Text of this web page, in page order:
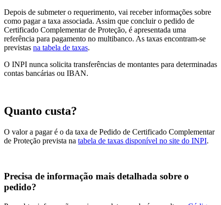
Depois de submeter o requerimento, vai receber informações sobre
como pagar a taxa associada. Assim que concluir o pedido de
Certificado Complementar de Proteção, é apresentada uma
referência para pagamento no multibanco. As taxas encontram-se
previstas na tabela de taxas.
O INPI nunca solicita transferências de montantes para determinadas
contas bancárias ou IBAN.
Quanto custa?
O valor a pagar é o da taxa de Pedido de Certificado Complementar
de Proteção prevista na tabela de taxas disponível no site do INPI.
Precisa de informação mais detalhada sobre o
pedido?